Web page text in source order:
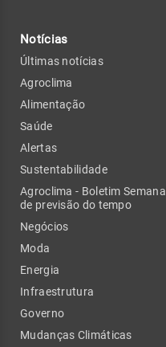
Notícias
Últimas notícias
Agroclima
Alimentação
Saúde
Alertas
Sustentabilidade
Agroclima - Boletim Semanal
de previsão do tempo
Negócios
Moda
Energia
Infraestrutura
Governo
Mudanças Climáticas